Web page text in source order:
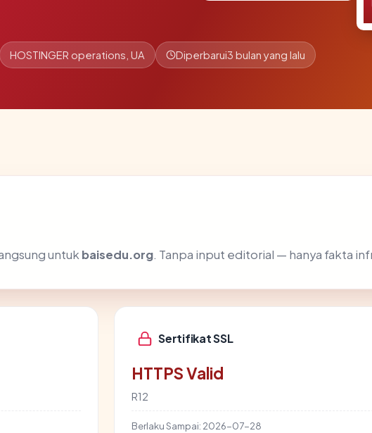
HOSTINGER operations, UA Diperbarui3 bulan yang lalu
untuk baisedu.org. Tanpa input editorial — hanya fakta
Sertifikat SSL
HTTPS Valid
R12
Berlaku Sampai: 2026-07-28